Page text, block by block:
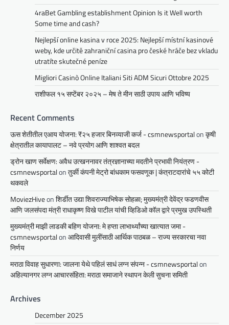
4raBet Gambling establishment Opinion Is it Well worth
Some time and cash?
Nejlepší online kasina v roce 2025: Nejlepší místní kasinové
weby, kde určitě zahraniční casina pro české hráče bez vkladu
utratíte skutečné peníze
Migliori Casinò Online Italiani Siti ADM Sicuri Ottobre 2025
राशीफल १५ सप्टेंबर २०२५ – मेष ते मीन साठी उपाय आणि भविष्य
Recent Comments
ऊस शेतीतील एआय योजना: ₹२५ हजार बिनव्याजी कर्ज - csmnewsportalonकृषी
क्षेत्रातील कायापालट – नवे प्रयोग आणि शाश्वत बदल
ड्रोन खाण सर्वेक्षण: अवैध उत्खननावर तंत्रज्ञानाच्या मदतीने प्रभावी नियंत्रण -
csmnewsportalonतुर्की कंपनी मेट्रो बांधकाम फसवणूक | कंत्राटदारांचे ५५ कोटी
थकवले
MoviezHiveonशिर्डीत उद्या शिवराज्याभिषेक सोहळा; मुख्यमंत्री देवेंद्र फडणवीस
आणि जलसंपदा मंत्री राधाकृष्ण विखे पाटील यांची व्हिडिओ कॉल द्वारे प्रमुख उपस्थिती
मुख्यमंत्री माझी लाडकी बहिण योजना: मे हप्ता लाभार्थ्यांच्या खात्यात जमा -
csmnewsportalonआदिवासी मुलींसाठी आर्थिक पाठबळ – राज्य सरकारचा नवा
निर्णय
मराठा विवाह सुधारणा: जालना येथे पहिलं साधं लग्न संपन्न - csmnewsportalon
अहिल्यानगर लग्न आचारसंहिता: मराठा समाजाने स्थापन केली सुचना समिती
Archives
December 2025